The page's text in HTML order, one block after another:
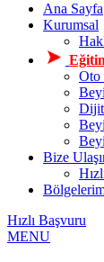
Ana Sayfa
Kurumsal
Oto
Bize
Hızlı Başvuru
MENU